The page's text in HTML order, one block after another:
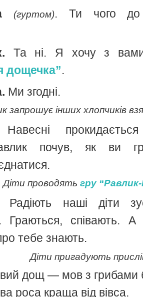
(гуртом). Ти чого до
Та ні. Я хочу з
дощечка”.
Ми згодні.
запрошує інших хлопчиків
почув, як ви
Діти проводять гру
Радіють наші діти
Граються, співають.
тебе знають.
Діти пригадують
дощ — мов з грибами
роса краща від вівса.